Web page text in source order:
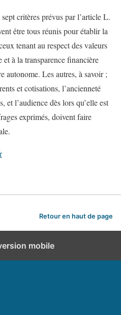
critères prévus par l’article L.
être tous réunis pour établir la
tenant au respect des valeurs
et à la transparence financière
autonome. Les autres, à savoir ;
et cotisations, l’ancienneté
et l’audience dès lors qu’elle est
exprimés, doivent faire
Retour en haut de page
mobile